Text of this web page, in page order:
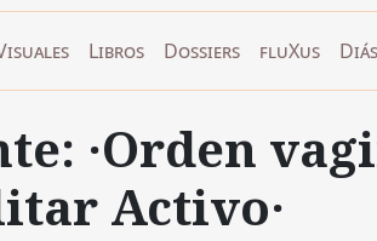
Libros Dossiers fluXus
·Orden
Activo·